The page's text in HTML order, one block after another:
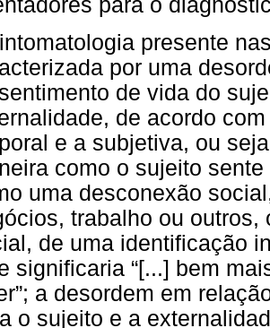
para o
presente
por uma
de vida do
de acordo
e a subjetiva, ou
como o sujeito
uma desconexão
trabalho ou
de uma identificação
significaria “[...] bem
a desordem em
o sujeito e a